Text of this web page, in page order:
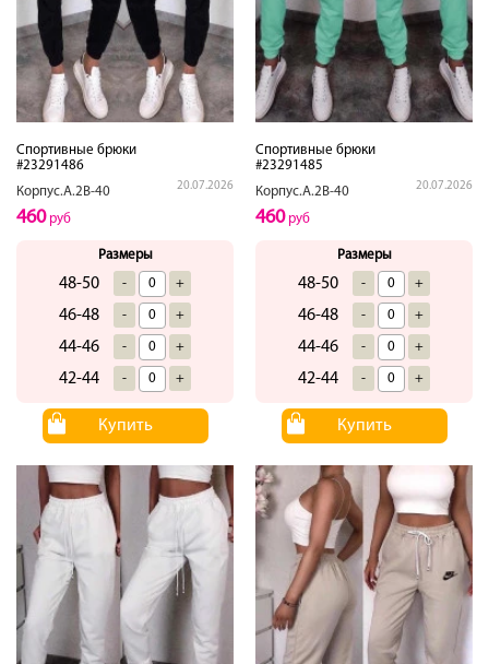
Спортивные брюки
#23291486
Корпус.А.2В-40
20.07.2026
460руб
Размеры
48-50 - +
46-48 - +
44-46 - +
42-44 - +
Купить
Спортивные брюки
#23291485
Корпус.А.2В-40
20.07.2026
460руб
Размеры
48-50 - +
46-48 - +
44-46 - +
42-44 - +
Купить